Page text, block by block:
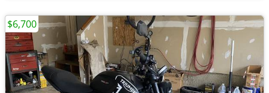
$6,700